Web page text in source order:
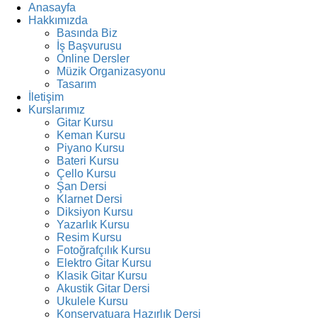
Anasayfa
Hakkımızda
Basında Biz
İş Başvurusu
Online Dersler
Müzik Organizasyonu
Tasarım
İletişim
Kurslarımız
Gitar Kursu
Keman Kursu
Piyano Kursu
Bateri Kursu
Çello Kursu
Şan Dersi
Klarnet Dersi
Diksiyon Kursu
Yazarlık Kursu
Resim Kursu
Fotoğrafçılık Kursu
Elektro Gitar Kursu
Klasik Gitar Kursu
Akustik Gitar Dersi
Ukulele Kursu
Konservatuara Hazırlık Dersi